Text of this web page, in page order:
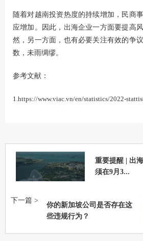
随着对越南投资热度的持续增加，民商
应增加。因此，出海企业一方面要提高
然，另一方面，也有必要关注有效的争
数，未雨绸缪。
参考文献：
1.https://www.viac.vn/en/statistics/2022-
重要提醒 | 出
须在9月3...
你的新加坡公司是否存在这
些违规行为？
下一篇 >